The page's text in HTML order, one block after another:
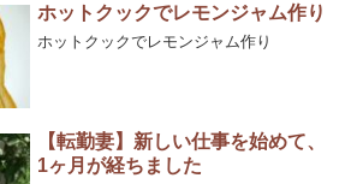
ホットクックでレモンジャム作り
ホットクックでレモンジャム作り
【転勤妻】新しい仕事を始めて、
1ヶ月が経ちました